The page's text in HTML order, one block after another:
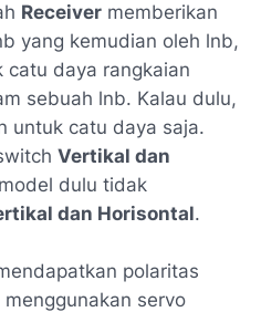
Receiver memberikan
yang kemudian oleh lnb,
catu daya rangkaian
sebuah lnb. Kalau dulu,
untuk catu daya saja.
Vertikal dan
dulu tidak
dan Horisontal.
polaritas
menggunakan servo